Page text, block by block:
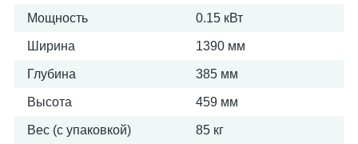
Мощность 0.15 кВт
Ширина 1390 мм
Глубина 385 мм
Высота 459 мм
Вес (с упаковкой) 85 кг